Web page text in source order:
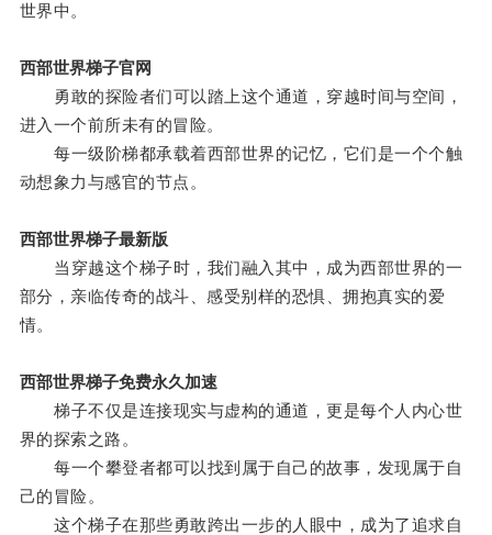
世界中。
西部世界梯子官网
勇敢的探险者们可以踏上这个通道，穿越时间与空间，
进入一个前所未有的冒险。
每一级阶梯都承载着西部世界的记忆，它们是一个个触
动想象力与感官的节点。
西部世界梯子最新版
当穿越这个梯子时，我们融入其中，成为西部世界的一
部分，亲临传奇的战斗、感受别样的恐惧、拥抱真实的爱
情。
西部世界梯子免费永久加速
梯子不仅是连接现实与虚构的通道，更是每个人内心世
界的探索之路。
每一个攀登者都可以找到属于自己的故事，发现属于自
己的冒险。
这个梯子在那些勇敢跨出一步的人眼中，成为了追求自